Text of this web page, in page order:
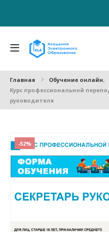
Главная Обучение онлайн,
Курс профессиональной
руководителя
-52%